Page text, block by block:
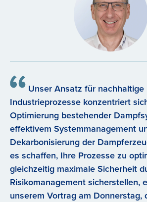
Unser Ansatz für nachhaltige
Industrieprozesse konzentriert
Optimierung bestehender
effektivem Systemmanagement
Dekarbonisierung der
es schaffen, Ihre Prozesse zu
gleichzeitig maximale Sicherheit
Risikomanagement sicherstellen,
unserem Vortrag am Donnerstag,